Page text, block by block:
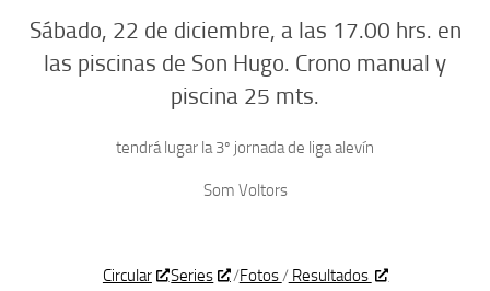
Sábado, 22 de diciembre, a las 17.00 hrs. en
las piscinas de Son Hugo. Crono manual y
piscina 25 mts.
tendrá lugar la 3º jornada de liga alevín
Som Voltors
Circular Series /Fotos/Resultados